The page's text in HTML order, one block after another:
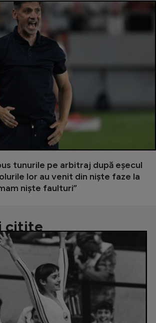
tunurile pe arbitraj după eșecul
lor au venit din niște faze la
niște faulturi”
citite